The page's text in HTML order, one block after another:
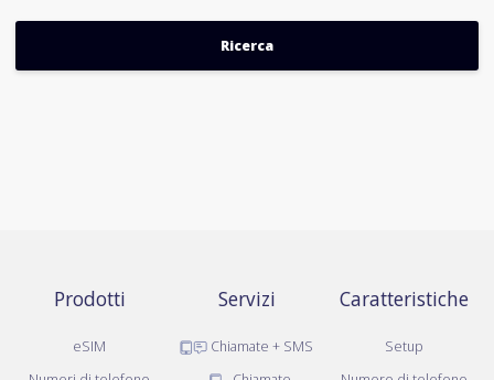
Prodotti
eSIM
Servizi
Chiamate + SMS
Caratteristiche
Setup